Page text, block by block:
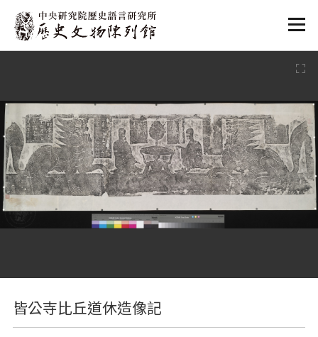
:::
皆公寺比丘道休造像記